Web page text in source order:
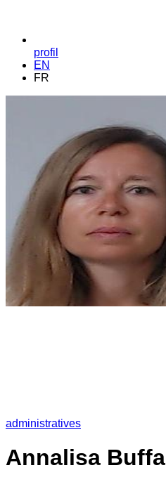
profil
EN
FR
administratives
Annalisa Buffa